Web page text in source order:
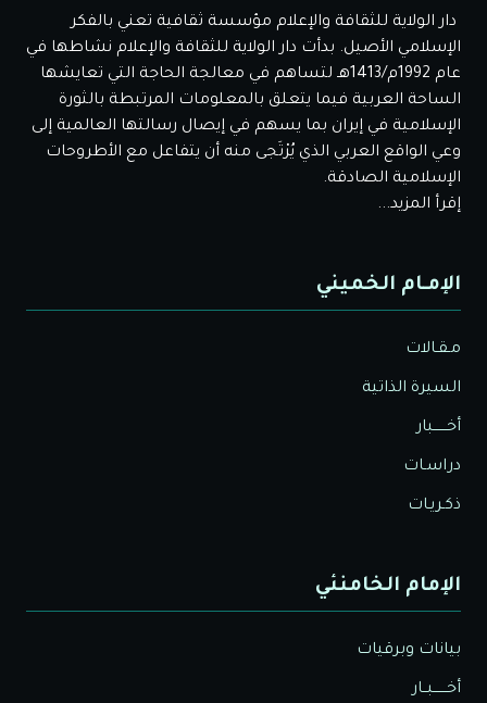
دار الولاية للثقافة والإعلام مؤسسة ثقافية تعني بالفكر
الإسلامي الأصيل. بدأت دار الولاية للثقافة والإعلام نشاطها في
عام 1992م/1413هـ لتساهم في معالجة الحاجة التي تعايشها
الساحة العربية فيما يتعلق بالمعلومات المرتبطة بالثورة
الإسلامية في إيران بما يسهم في إيصال رسالتها العالمية إلى
وعي الواقع العربي الذي يُرْتَجى منه أن يتفاعل مع الأطروحات
الإسلامية الصادقة.
إقرأ المزيد...
الإمـام الخميني
مـقـالات
السيرة الذاتية
أخــــــبار
دراسـات
ذكـريـات
الإمام الخامنئي
بيانات وبرقيات
أخــــــبــار